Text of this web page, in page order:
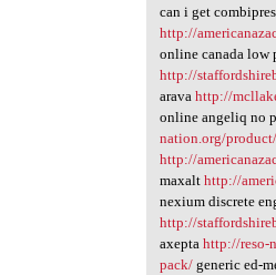
can i get
http://
online canada low
http://
arava http://
online angeliq no
nation.org/
http://
maxalt http://
nexium discrete
http://
axepta http://reso-
pack/generic ed-